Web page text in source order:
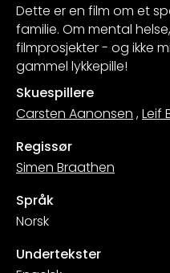
Dette er en film om et
familie. Om mental
filmprosjekter - og ikke
gammel lykkepille!
Skuespillere
Carsten Aanonsen ,Leif
Regissør
Simen Braathen
Språk
Norsk
Undertekster